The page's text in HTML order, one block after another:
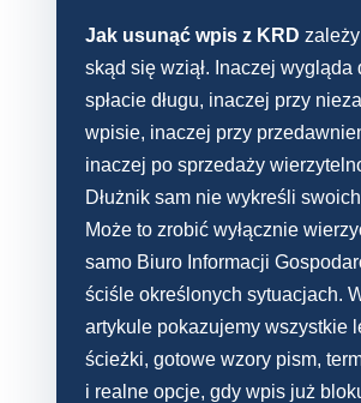
Jak usunąć wpis z KRD
skąd się wziął. Inaczej wygląda
spłacie długu, inaczej przy
wpisie, inaczej przy
inaczej po sprzedaży
Dłużnik sam nie wykreśli
Może to zrobić wyłącznie
samo Biuro Informacji
ściśle określonych sytuacjach.
artykule pokazujemy wszystkie
ścieżki, gotowe wzory pism,
i realne opcje, gdy wpis już